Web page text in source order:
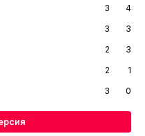
3
4
3
3
2
3
2
1
3 0